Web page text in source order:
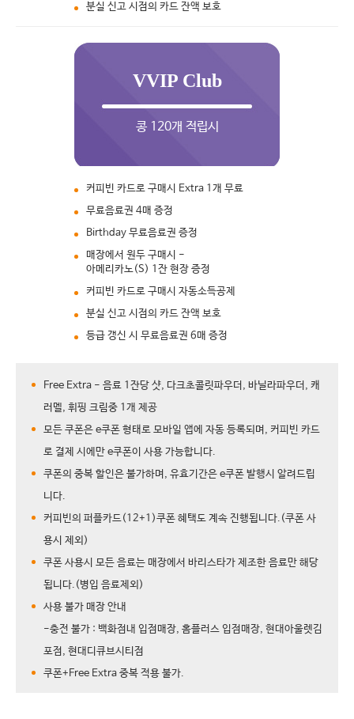
분실 신고 시점의 카드 잔액 보호
VVIP Club
콩 120개 적립시
커피빈 카드로 구매시 Extra 1개 무료
무료음료권 4매 증정
Birthday 무료음료권 증정
매장에서 원두 구매시 -
아메리카노(S) 1잔 현장 증정
커피빈 카드로 구매시 자동소득공제
분실 신고 시점의 카드 잔액 보호
등급 갱신 시 무료음료권 6매 증정
Free Extra - 음료 1잔당 샷, 다크초콜릿파우더, 바닐라파우더, 캐
러멜, 휘핑 크림중 1개 제공
모든 쿠폰은 e쿠폰 형태로 모바일 앱에 자동 등록되며, 커피빈 카드
로 결제 시에만 e쿠폰이 사용 가능합니다.
쿠폰의 중복 할인은 불가하며, 유효기간은 e쿠폰 발행시 알려드립
니다.
커피빈의 퍼플카드(12+1)쿠폰 혜택도 계속 진행됩니다.(쿠폰 사
용시 제외)
쿠폰 사용시 모든 음료는 매장에서 바리스타가 제조한 음료만 해당
됩니다.(병입 음료제외)
사용 불가 매장 안내
-충전 불가 : 백화점내 입점매장, 홈플러스 입점매장, 현대아울렛김
포점, 현대디큐브시티점
쿠폰+Free Extra 중복 적용 불가.